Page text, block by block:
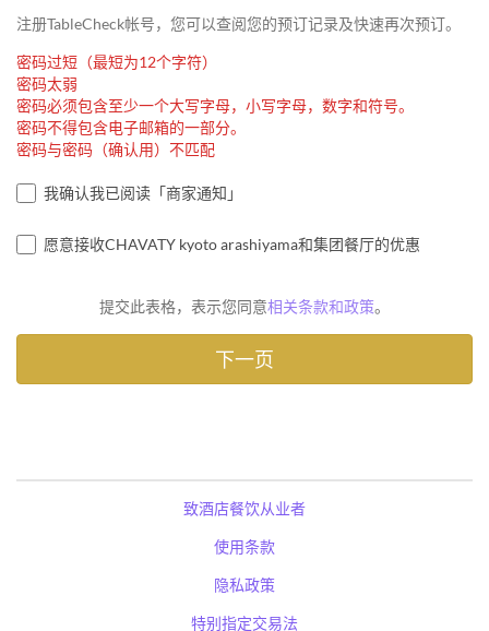
注册TableCheck帐号，您可以查阅您的预订记录及快速再次预订。
密码过短（最短为12个字符）
密码太弱
密码必须包含至少一个大写字母，小写字母，数字和符号。
密码不得包含电子邮箱的一部分。
密码与密码（确认用）不匹配
我确认我已阅读「商家通知」
愿意接收CHAVATY kyoto arashiyama和集团餐厅的优惠
提交此表格，表示您同意相关条款和政策。
致酒店餐饮从业者
使用条款
隐私政策
特别指定交易法